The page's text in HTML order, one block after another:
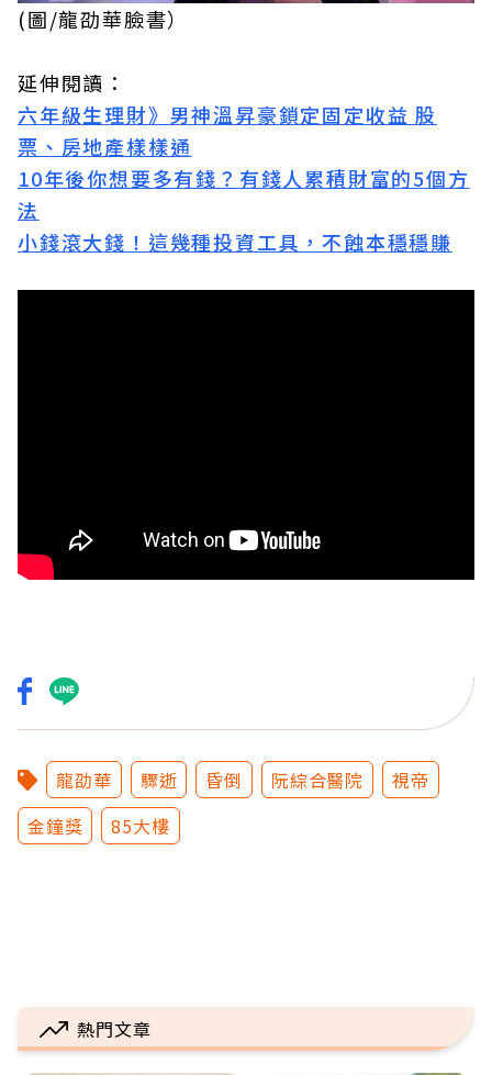
(圖/龍劭華臉書）
延伸閱讀：
六年級生理財》男神溫昇豪鎖定固定收益 股
票、房地產樣樣通
10年後你想要多有錢？有錢人累積財富的5個方
法
小錢滾大錢！這幾種投資工具，不蝕本穩穩賺
龍劭華 驟逝 昏倒 阮綜合醫院
視帝
金鐘獎
85大樓
熱門文章